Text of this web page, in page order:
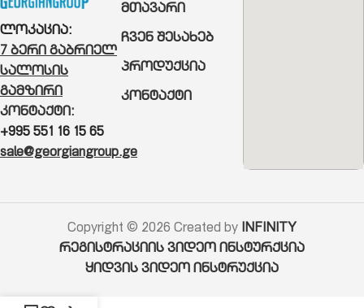
ლოკაცია:
7 ბერი გაბრიელ
სალოსის
გამზირი
კონტაქტი:
+995 551 16 15 65
sale@georgiangroup.ge
მთავარი
ჩვენ შესახებ
პროდუქცია
კონტაქტი
Copyright © 2026 Created by INFINITY
რეგისტრაციის ვიდეო ინსტურქცია
ყიდვის ვიდეო ინსტრუქცია